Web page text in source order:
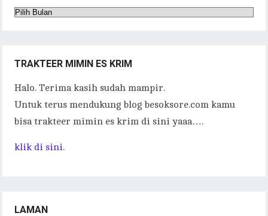
Arsip
TRAKTEER MIMIN ES KRIM
Halo. Terima kasih sudah mampir.
Untuk terus mendukung blog besoksore.com kamu
bisa trakteer mimin es krim di sini yaaa….
klik di sini.
LAMAN